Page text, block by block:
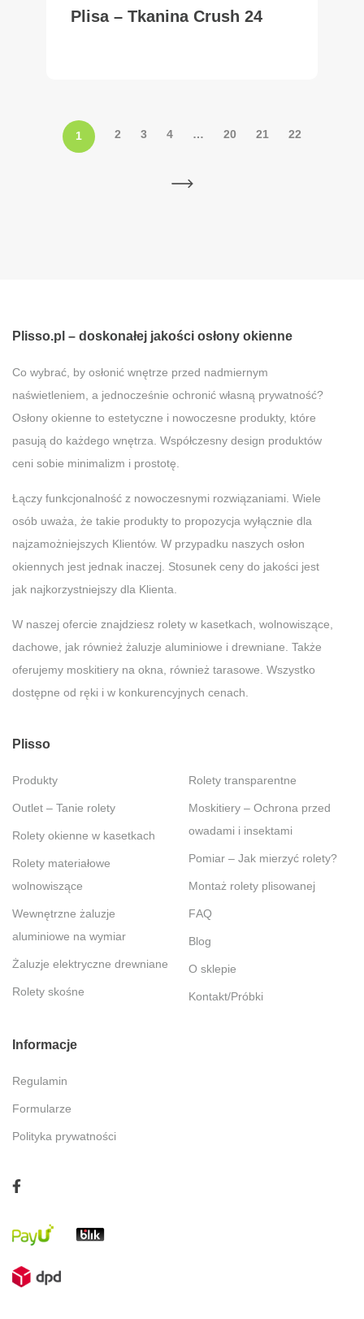
Plisa – Tkanina Crush 24
1 2 3 4 … 20 21 22
Plisso.pl – doskonałej jakości osłony okienne
Co wybrać, by osłonić wnętrze przed nadmiernym
naświetleniem, a jednocześnie ochronić własną prywatność?
Osłony okienne to estetyczne i nowoczesne produkty, które
pasują do każdego wnętrza. Współczesny design produktów
ceni sobie minimalizm i prostotę.
Łączy funkcjonalność z nowoczesnymi rozwiązaniami. Wiele
osób uważa, że takie produkty to propozycja wyłącznie dla
najzamożniejszych Klientów. W przypadku naszych osłon
okiennych jest jednak inaczej. Stosunek ceny do jakości jest
jak najkorzystniejszy dla Klienta.
W naszej ofercie znajdziesz rolety w kasetkach, wolnowiszące,
dachowe, jak również żaluzje aluminiowe i drewniane. Także
oferujemy moskitiery na okna, również tarasowe. Wszystko
dostępne od ręki i w konkurencyjnych cenach.
Plisso
Produkty
Outlet – Tanie rolety
Rolety okienne w kasetkach
Rolety materiałowe
wolnowiszące
Wewnętrzne żaluzje
aluminiowe na wymiar
Żaluzje elektryczne drewniane
Rolety skośne
Rolety transparentne
Moskitiery – Ochrona przed
owadami i insektami
Pomiar – Jak mierzyć rolety?
Montaż rolety plisowanej
FAQ
Blog
O sklepie
Kontakt/Próbki
Informacje
Regulamin
Formularze
Polityka prywatności